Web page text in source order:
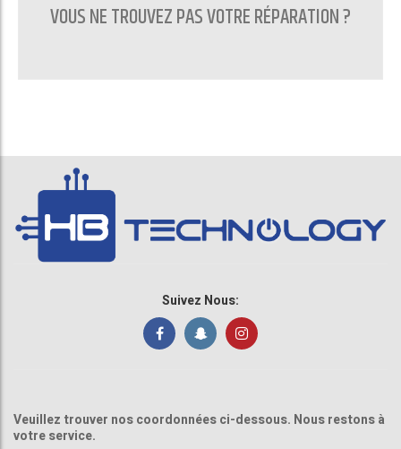
VOUS NE TROUVEZ PAS VOTRE RÉPARATION ?
CONTACTEZ NOUS
Suivez Nous:
Veuillez trouver nos coordonnées ci-dessous. Nous restons à
votre service.